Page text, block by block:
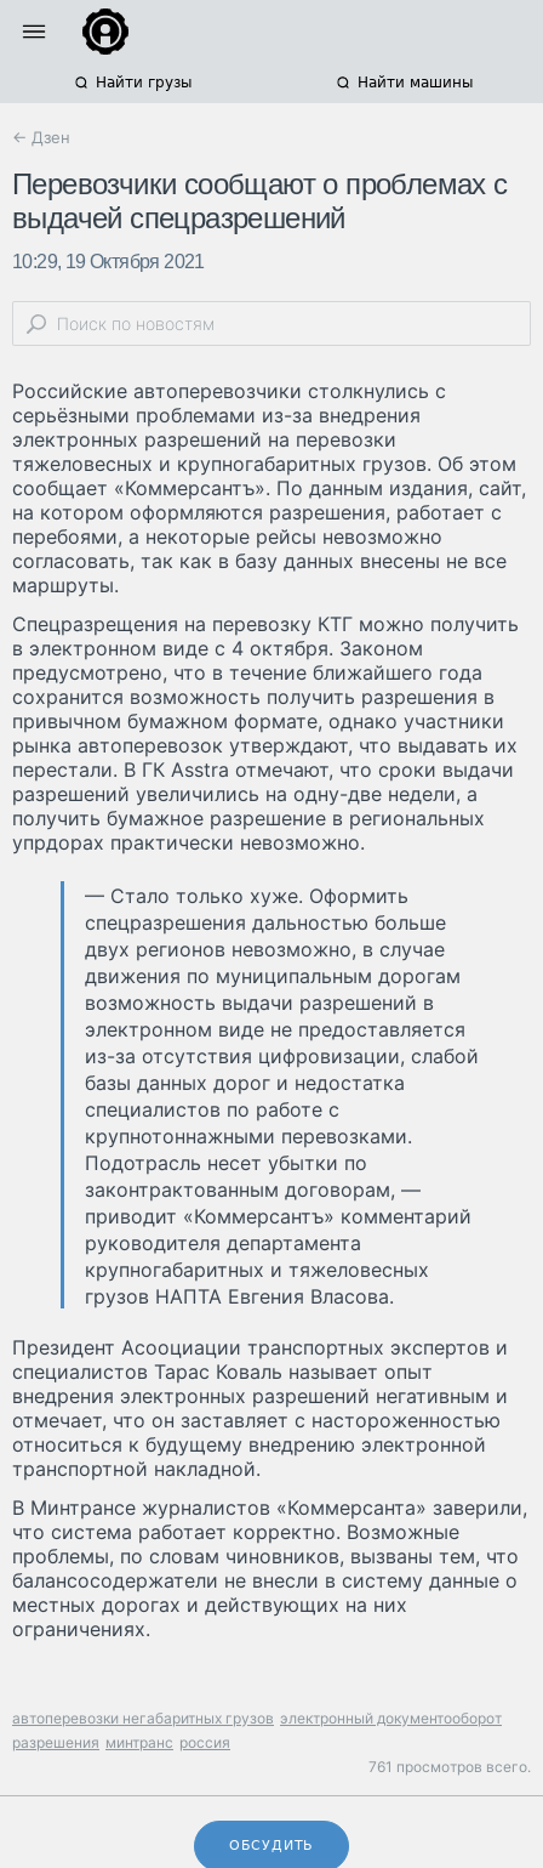
Найти грузы Найти машины
← Дзен
Перевозчики сообщают о проблемах с
выдачей спецразрешений
10:29, 19 Октября 2021
Российские автоперевозчики столкнулись с
серьёзными проблемами из-за внедрения
электронных разрешений на перевозки
тяжеловесных и крупногабаритных грузов. Об этом
сообщает «Коммерсантъ». По данным издания, сайт,
на котором оформляются разрешения, работает с
перебоями, а некоторые рейсы невозможно
согласовать, так как в базу данных внесены не все
маршруты.
Спецразрещения на перевозку КТГ можно получить
в электронном виде с 4 октября. Законом
предусмотрено, что в течение ближайшего года
сохранится возможность получить разрешения в
привычном бумажном формате, однако участники
рынка автоперевозок утверждают, что выдавать их
перестали. В ГК Asstra отмечают, что сроки выдачи
разрешений увеличились на одну-две недели, а
получить бумажное разрешение в региональных
упрдорах практически невозможно.
— Стало только хуже. Оформить
спецразрешения дальностью больше
двух регионов невозможно, в случае
движения по муниципальным дорогам
возможность выдачи разрешений в
электронном виде не предоставляется
из-за отсутствия цифровизации, слабой
базы данных дорог и недостатка
специалистов по работе с
крупнотоннажными перевозками.
Подотрасль несет убытки по
законтрактованным договорам, —
приводит «Коммерсантъ» комментарий
руководителя департамента
крупногабаритных и тяжеловесных
грузов НАПТА Евгения Власова.
Президент Асооциации транспортных экспертов и
специалистов Тарас Коваль называет опыт
внедрения электронных разрешений негативным и
отмечает, что он заставляет с настороженностью
относиться к будущему внедрению электронной
транспортной накладной.
В Минтрансе журналистов «Коммерсанта» заверили,
что система работает корректно. Возможные
проблемы, по словам чиновников, вызваны тем, что
балансосодержатели не внесли в систему данные о
местных дорогах и действующих на них
ограничениях.
автоперевозки негабаритных грузов электронный документооборот
разрешения минтранс россия
761 просмотров всего.
ОБСУДИТЬ